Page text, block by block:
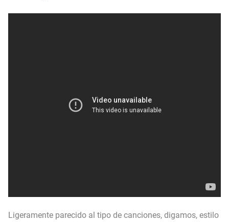
Ligeramente parecido al tipo de canciones, digamos, estilo